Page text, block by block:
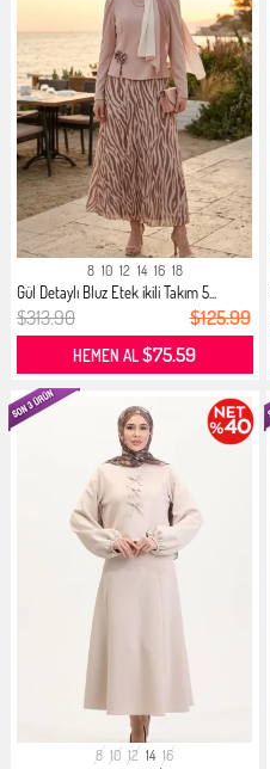
8 10 12 14 16 18
Gül Detaylı Bluz Etek ikili Takım 5...
$313.90 $125.99
HEMEN AL$75.59
8 10 12 14 16